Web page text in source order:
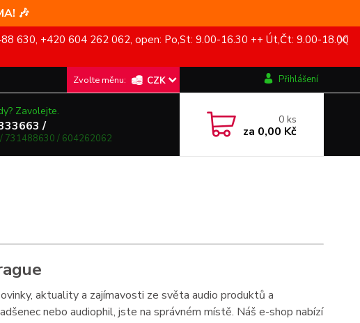
🎶
630, +420 604 262 062, open: Po,St: 9.00-16.30 ++ Út,Čt: 9.00-18.00
CZK Přihlášení
Zavolejte.
/
731488630 / 604262062
0ks
za 0,00 Kč
aktuality a zajímavosti ze světa audio produktů a
nebo audiophil, jste na správném místě. Náš e-shop nabízí